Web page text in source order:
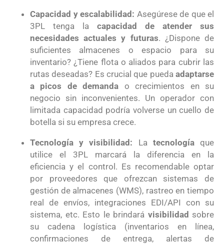
Capacidad y escalabilidad: Asegúrese de que el
3PL tenga la capacidad de atender sus
necesidades actuales y futuras. ¿Dispone de
suficientes almacenes o espacio para su
inventario? ¿Tiene flota o aliados para cubrir las
rutas deseadas? Es crucial que pueda adaptarse
a picos de demanda o crecimientos en su
negocio sin inconvenientes. Un operador con
limitada capacidad podría volverse un cuello de
botella si su empresa crece.
Tecnología y visibilidad: La tecnologíaque
utilice el 3PL marcará la diferencia en la
eficiencia y el control. Es recomendable optar
por proveedores que ofrezcan sistemas de
gestión de almacenes (WMS), rastreo en tiempo
real de envíos, integraciones EDI/API con su
sistema, etc. Esto le brindará visibilidad sobre
su cadena logística (inventarios en línea,
confirmaciones de entrega, alertas de